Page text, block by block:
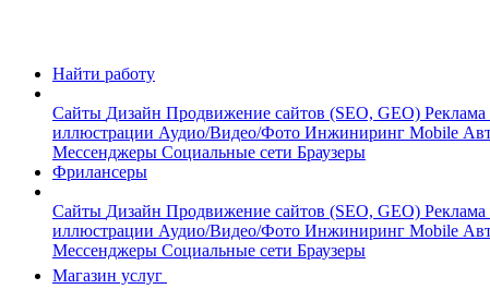
Найти работу
Сайты Дизайн Продвижение сайтов (SEO, GEO)
иллюстрации Аудио/Видео/Фото Инжиниринг Mobile
Мессенджеры Социальные сети Браузеры
Фрилансеры
Сайты Дизайн Продвижение сайтов (SEO, GEO)
иллюстрации Аудио/Видео/Фото Инжиниринг Mobile
Мессенджеры Социальные сети Браузеры
Магазин услуг